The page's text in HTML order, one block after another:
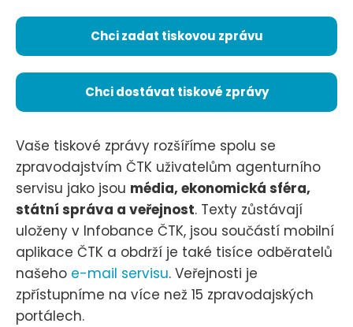
Chci zadat tiskovou zprávu
Chci dostávat tiskové zprávy
Vaše tiskové zprávy rozšíříme spolu se
zpravodajstvím ČTK uživatelům agenturního
servisu jako jsou média, ekonomická sféra,
státní správa a veřejnost. Texty zůstávají
uloženy v Infobance ČTK, jsou součástí mobilní
aplikace ČTK a obdrží je také tisíce odběratelů
našeho e-mail servisu. Veřejnosti je
zpřístupníme na více než 15 zpravodajských
portálech.